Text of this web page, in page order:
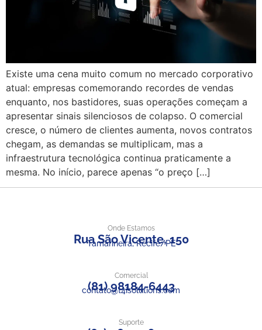
Existe uma cena muito comum no mercado corporativo
atual: empresas comemorando recordes de vendas
enquanto, nos bastidores, suas operações começam a
apresentar sinais silenciosos de colapso. O comercial
cresce, o número de clientes aumenta, novos contratos
chegam, as demandas se multiplicam, mas a
infraestrutura tecnológica continua praticamente a
mesma. No início, parece apenas “o preço […]
Onde Estamos
Rua São Vicente, 150
Tamarineira, Recife/PE
Comercial
(81) 98184-6443
contato@t4isolutions.com
Suporte